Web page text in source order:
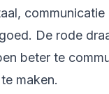
communicatie
De rode
beter te
maken.